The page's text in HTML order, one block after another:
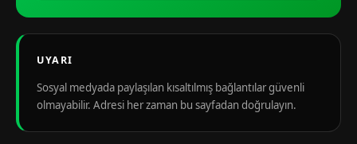
UYARI
Sosyal medyada paylaşılan kısaltılmış bağlantılar güvenli
olmayabilir. Adresi her zaman bu sayfadan doğrulayın.